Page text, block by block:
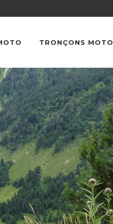
TRONÇONS MOTO